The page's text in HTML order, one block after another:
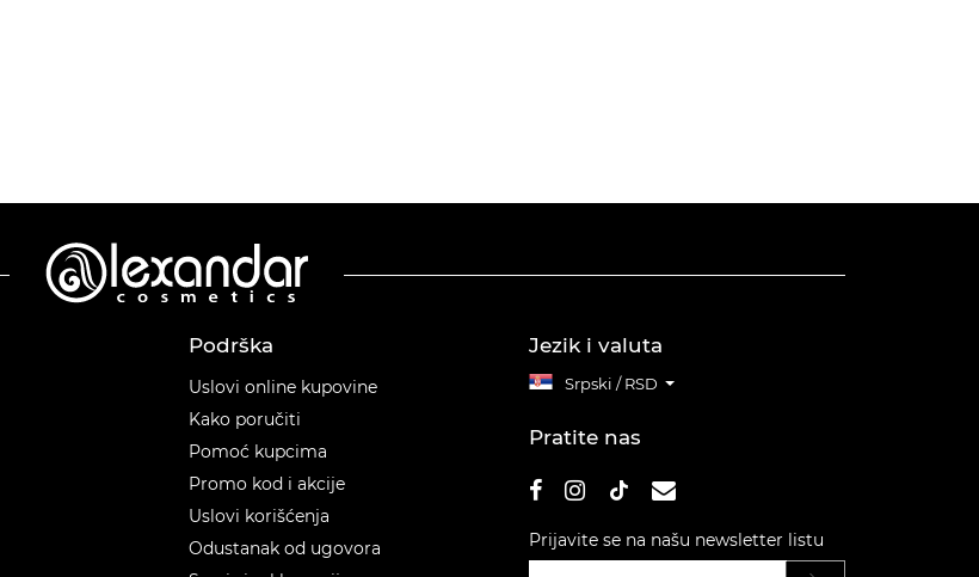
Podrška
Uslovi online kupovine
Kako poručiti
Pomoć kupcima
Promo kod i akcije
Uslovi korišćenja
Odustanak od ugovora
Jezik i valuta
Srpski / RSD
Pratite nas
Prijavite se na našu newsletter listu